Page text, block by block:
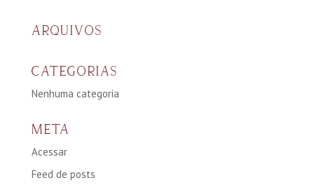
ARQUIVOS
CATEGORIAS
Nenhuma categoria
META
Acessar
Feed de posts